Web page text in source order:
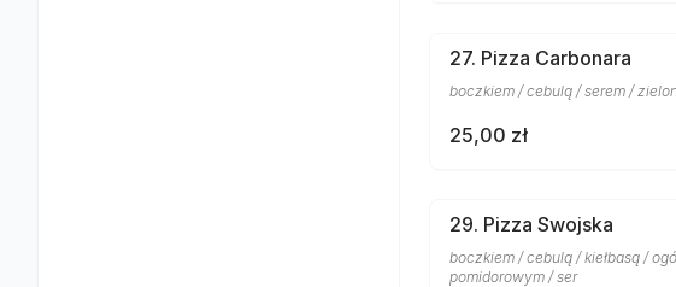
27. Pizza Carbonara
boczkiem / cebulą / serem /
25,00 zł
29. Pizza Swojska
boczkiem / cebulą / kiełbasą /
pomidorowym / ser